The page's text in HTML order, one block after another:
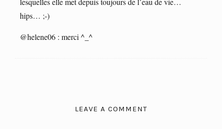
hips… ;-)
@helene06 : merci ^_^
LEAVE A COMMENT